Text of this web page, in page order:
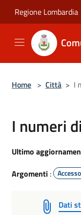
Regione Lombardia
Home > Città > I
I numeri
Ultimo
Argomenti :
Dati